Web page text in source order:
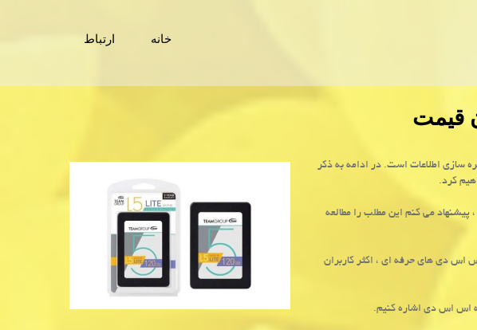
خانه ارتباط
قیمت
سازی اطلاعات است. در ادامه به ذكر
كرد.
می کنم این مطلب را مطالعه
اس دی های حرفه ای ، اکثر کاربران
اس اس دی اشاره کنیم.